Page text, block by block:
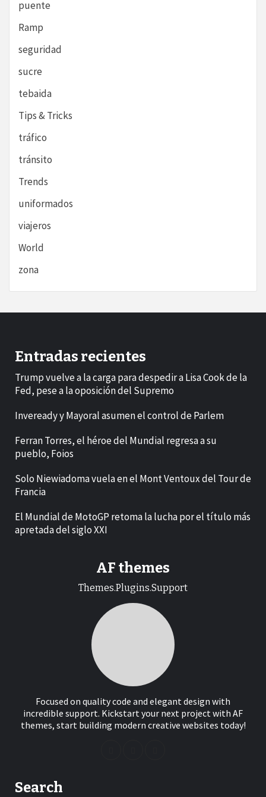
puente
Ramp
seguridad
sucre
tebaida
Tips & Tricks
tráfico
tránsito
Trends
uniformados
viajeros
World
zona
Entradas recientes
Trump vuelve a la carga para despedir a Lisa Cook de la
Fed, pese a la oposición del Supremo
Inveready y Mayoral asumen el control de Parlem
Ferran Torres, el héroe del Mundial regresa a su
pueblo, Foios
Solo Niewiadoma vuela en el Mont Ventoux del Tour de
Francia
El Mundial de MotoGP retoma la lucha por el título más
apretada del siglo XXI
AF themes
Themes.Plugins.Support
Focused on quality code and elegant design with
incredible support. Kickstart your next project with AF
themes, start building modern creative websites today!
Search